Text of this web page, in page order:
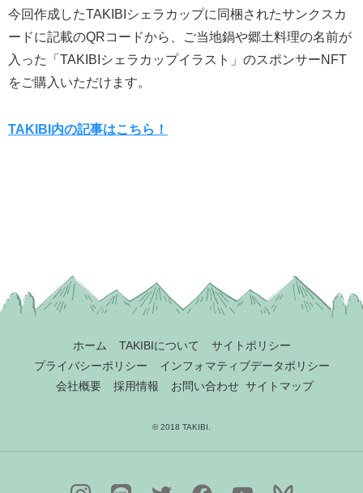
今回作成したTAKIBIシェラカップに同梱されたサンクスカ
ードに記載のQRコードから、ご当地鍋や郷土料理の名前が
入った「TAKIBIシェラカップイラスト」のスポンサーNFT
をご購入いただけます。
TAKIBI内の記事はこちら！
ホーム TAKIBIについて
サイトポリシー
プライバシーポリシー
インフォマティブデータポリシー
会社概要
採用情報 お問い合わせ サイトマップ
© 2018 TAKIBI.